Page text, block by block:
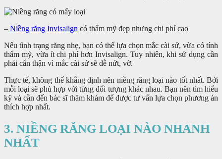
– Niềng răng Invisalign có thẩm mỹ đẹp nhưng chi phí cao
Nếu tình trạng răng nhẹ, bạn có thể lựa chọn mắc cài sứ, vừa có tính
thẩm mỹ, vừa ít chi phí hơn Invisalign. Tuy nhiên, khi sử dụng cần
phải cẩn thận vì mắc cài sứ sẽ dễ nứt, vỡ.
Thực tế, không thể khẳng định nên niềng răng loại nào tốt nhất. Bởi
mỗi loại sẽ phù hợp với từng đối tượng khác nhau. Bạn nên tìm hiểu
kỹ và cần đến bác sĩ thăm khám để được tư vấn lựa chọn phương án
thích hợp nhất.
3. NIỀNG RĂNG LOẠI NÀO NHANH
NHẤT